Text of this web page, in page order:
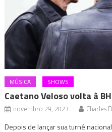
MÚSICA SHOWS
Caetano Veloso volta à
novembro 29, 2023 Charles
Depois de lançar sua turnê